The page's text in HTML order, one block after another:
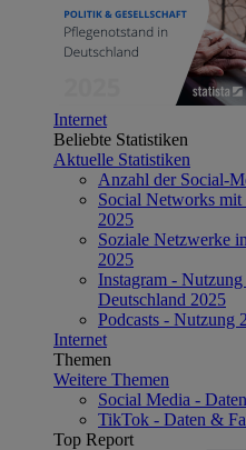
Internet
Beliebte Statistiken
Aktuelle Statistiken
Anzahl der Social-
Social Networks
2025
Soziale Netzwerke
2025
Instagram -
Deutschland 2025
Podcasts - Nutzung
Internet
Themen
Weitere Themen
Social Media -
TikTok - Daten &
Top Report